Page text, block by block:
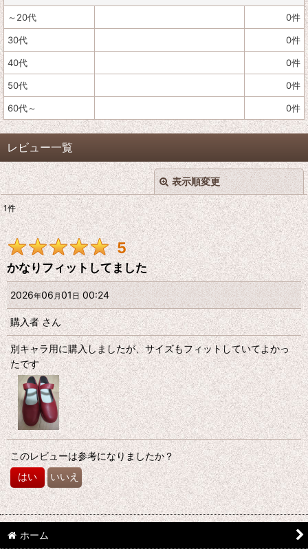
～20代 0件
30代 0件
40代 0件
50代 0件
60代～ 0件
レビュー一覧
表示順変更
レビュー検索:
期間:
画像:
星の数:
年代:
性別:
並び順:
絞り込む
閉じる
1件
5
かなりフィットしてました
2026年06月01日00:24
購入者さん
別キャラ用に購入しましたが、サイズもフィットしていてよかっ
たです
このレビューは参考になりましたか？
はい いいえ
ホーム